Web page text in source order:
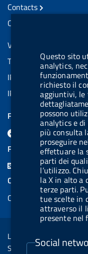
cookie
Questo sito
analytics,
richiesto il
aggiuntivi,
possono
analytics e di
più consulta
proseguire
effettuare la
parti dei
l’utilizzo.
la X in alto
terze parti.
tue scelte in
attraverso il
presente nel
Social
Contacts
Certified e-mail (PEC)
VAT number:
Tax code:
IPA AIFA code: aifa_rm
IPA UCB code: UFE1TR
FOLLOW US ON
l
a
b
e
l
.
b
t
B
l
u
e
s
k
y
Y
o
u
t
u
b
e
FEED RSS
COOKIES
Cookie management
Sezione Link
Legal notice
Social Media Policy